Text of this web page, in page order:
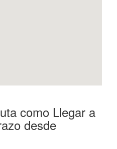
como Llegar a
desde